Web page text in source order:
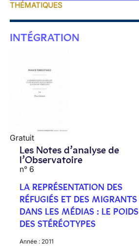
THÉMATIQUES
INTÉGRATION
Gratuit
Les Notes d’analyse de
l’Observatoire
n° 6
LA REPRÉSENTATION DES
RÉFUGIÉS ET DES MIGRANTS
DANS LES MÉDIAS : LE POIDS
DES STÉRÉOTYPES
Année : 2011